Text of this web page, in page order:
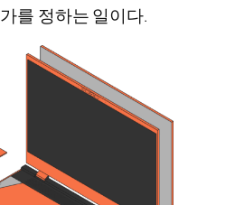
를 정하는 일이다.